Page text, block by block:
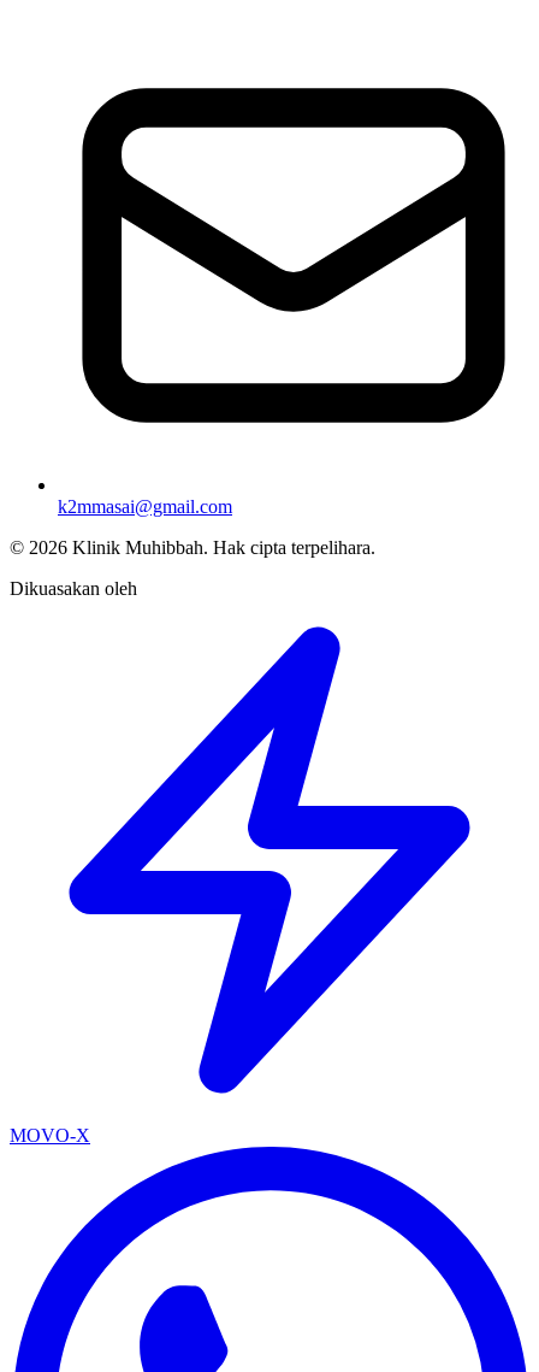
k2mmasai@gmail.com
© 2026 Klinik Muhibbah. Hak cipta terpelihara.
Dikuasakan oleh
MOVO-X